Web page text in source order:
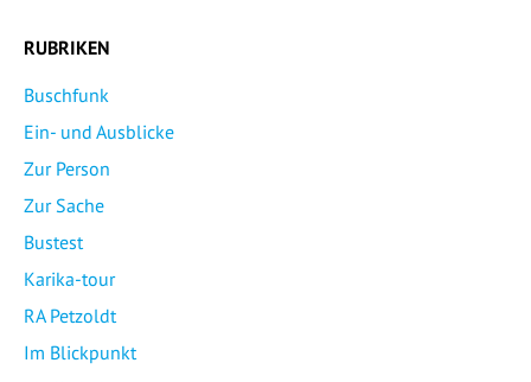
RUBRIKEN
Buschfunk
Ein- und Ausblicke
Zur Person
Zur Sache
Bustest
Karika-tour
RA Petzoldt
Im Blickpunkt